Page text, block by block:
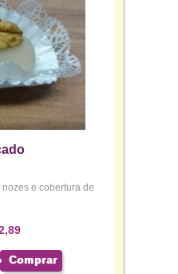
e cobertura de
Comprar